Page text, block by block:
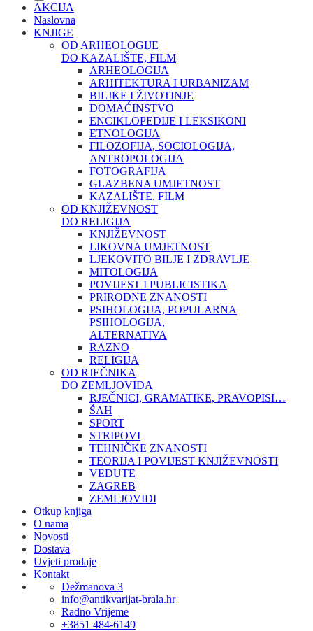
AKCIJA
Naslovna
KNJIGE
OD ARHEOLOGIJE
DO KAZALIŠTE, FILM
ARHEOLOGIJA
ARHITEKTURA I URBANIZAM
BILJKE I ŽIVOTINJE
DOMAĆINSTVO
ENCIKLOPEDIJE I LEKSIKONI
ETNOLOGIJA
FILOZOFIJA, SOCIOLOGIJA,
ANTROPOLOGIJA
FOTOGRAFIJA
GLAZBENA UMJETNOST
KAZALIŠTE, FILM
OD KNJIŽEVNOST
DO RELIGIJA
KNJIŽEVNOST
LIKOVNA UMJETNOST
LJEKOVITO BILJE I ZDRAVLJE
MITOLOGIJA
POVIJEST I PUBLICISTIKA
PRIRODNE ZNANOSTI
PSIHOLOGIJA, POPULARNA
PSIHOLOGIJA,
ALTERNATIVA
RAZNO
RELIGIJA
OD RJEČNIKA
DO ZEMLJOVIDA
RJEČNICI, GRAMATIKE, PRAVOPISI…
ŠAH
SPORT
STRIPOVI
TEHNIČKE ZNANOSTI
TEORIJA I POVIJEST KNJIŽEVNOSTI
VEDUTE
ZAGREB
ZEMLJOVIDI
Otkup knjiga
O nama
Novosti
Dostava
Uvjeti prodaje
Kontakt
Dežmanova 3
info@antikvarijat-brala.hr
Radno Vrijeme
+3851 484-6149